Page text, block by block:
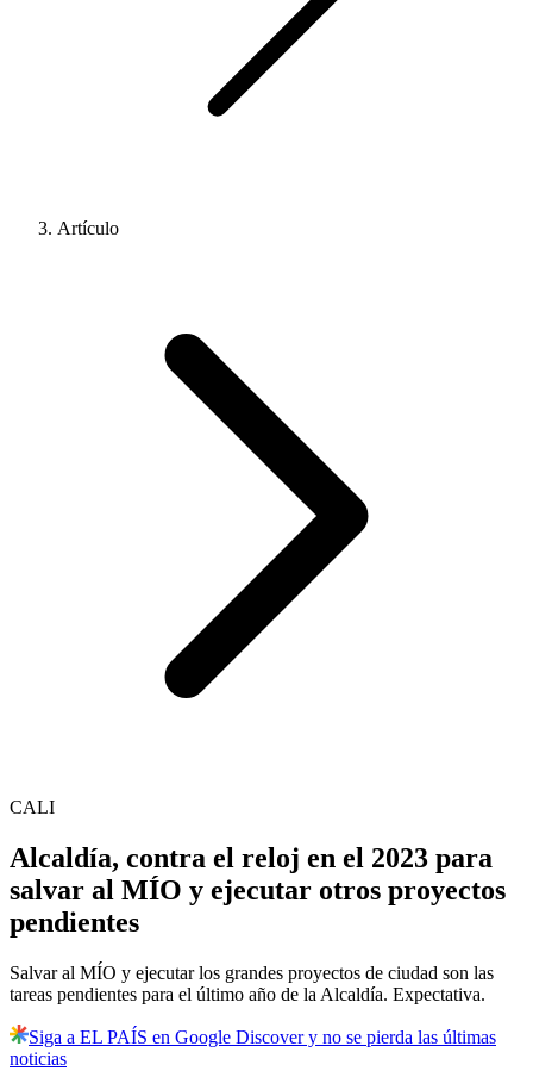
Artículo
CALI
Alcaldía, contra el reloj en el 2023 para
salvar al MÍO y ejecutar otros proyectos
pendientes
Salvar al MÍO y ejecutar los grandes proyectos de ciudad son las
tareas pendientes para el último año de la Alcaldía. Expectativa.
Siga a EL PAÍS en Google Discover y no se pierda las últimas
noticias